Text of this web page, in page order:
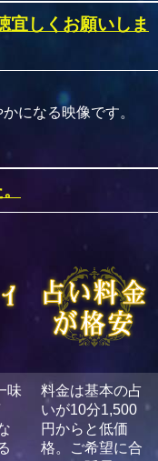
宜しくお願いしま
になる映像です。
を持つ占い師】白夜(
味
料金は基本の占
いが10分1,500
円からと低価
格。ご希望に合